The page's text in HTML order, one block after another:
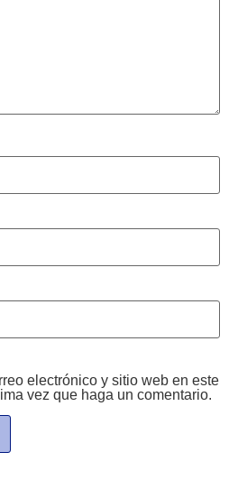
electrónico y sitio web en este
vez que haga un comentario.